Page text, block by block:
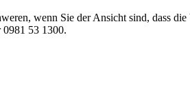
wenn Sie der Ansicht sind, dass
0981 53 1300.